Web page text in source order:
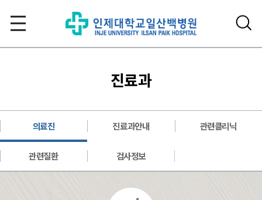
진료과
의료진 진료과안내 관련클리닉
관련질환 검사정보